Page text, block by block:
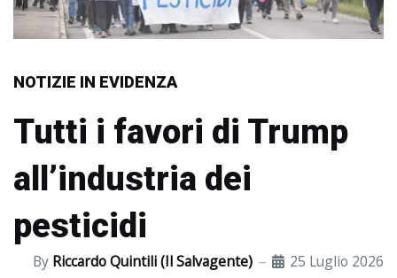
NOTIZIE IN EVIDENZA
Tutti i favori di Trump
all’industria dei
pesticidi
By Riccardo Quintili (Il Salvagente) 25 Luglio 2026